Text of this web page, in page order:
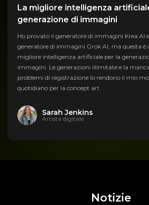
La migliore intelligenza
generazione di immagini
Ho provato il generatore di immagini Krea AI
generatore di immagini Grok AI, ma questa è
migliore intelligenza artificiale per la
immagini. Le generazioni illimitate e la
problemi di registrazione lo rendono il mio
quotidiano per la concept art.
Sarah Jenkins
Artista digitale
Notizie